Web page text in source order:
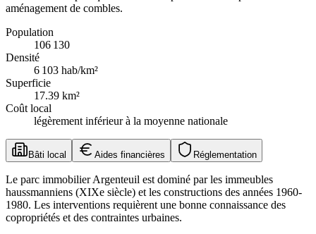
aménagement de combles.
Population
106 130
Densité
6 103 hab/km²
Superficie
17.39 km²
Coût local
légèrement inférieur à la moyenne nationale
Bâti local Aides financières Réglementation
Le parc immobilier Argenteuil est dominé par les immeubles
haussmanniens (XIXe siècle) et les constructions des années 1960-
1980. Les interventions requièrent une bonne connaissance des
copropriétés et des contraintes urbaines.